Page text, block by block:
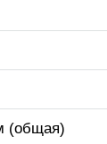
(общая)